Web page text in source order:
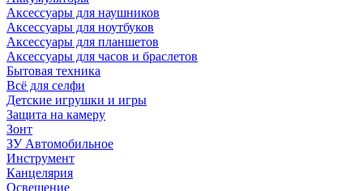
Аксессуары для наушников
Аксессуары для ноутбуков
Аксессуары для планшетов
Аксессуары для часов и браслетов
Бытовая техника
Всё для селфи
Детские игрушки и игры
Защита на камеру
Зонт
ЗУ Автомобильное
Инструмент
Канцелярия
Освещение